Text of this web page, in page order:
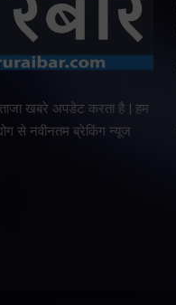
खबरे अपडेट करता है | हम
से नवीनतम ब्रेकिंग न्यूज